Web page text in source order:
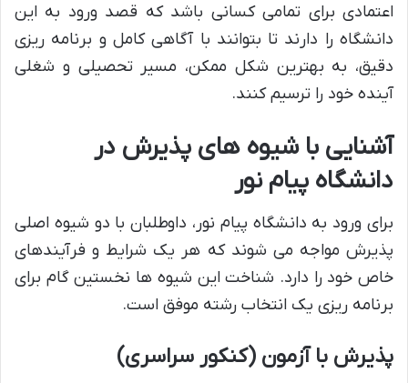
اعتمادی برای تمامی کسانی باشد که قصد ورود به این
دانشگاه را دارند تا بتوانند با آگاهی کامل و برنامه ریزی
دقیق، به بهترین شکل ممکن، مسیر تحصیلی و شغلی
آینده خود را ترسیم کنند.
آشنایی با شیوه های پذیرش در
دانشگاه پیام نور
برای ورود به دانشگاه پیام نور، داوطلبان با دو شیوه اصلی
پذیرش مواجه می شوند که هر یک شرایط و فرآیندهای
خاص خود را دارد. شناخت این شیوه ها نخستین گام برای
برنامه ریزی یک انتخاب رشته موفق است.
پذیرش با آزمون (کنکور سراسری)